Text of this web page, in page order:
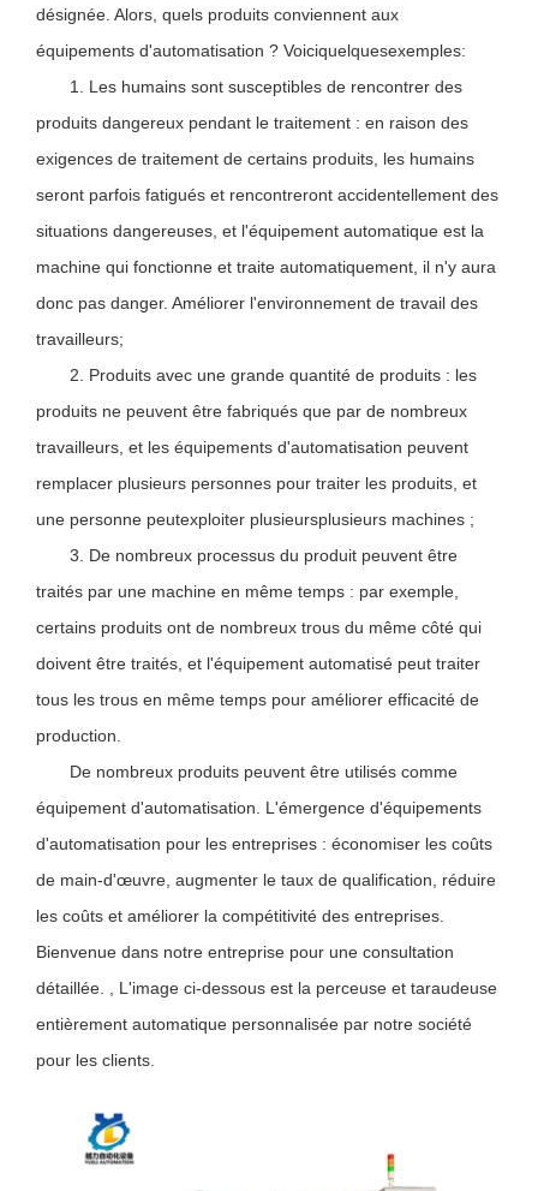
désignée. Alors, quels produits conviennent aux
équipements d'automatisation ? Voiciquelquesexemples:
1. Les humains sont susceptibles de rencontrer des
produits dangereux pendant le traitement : en raison des
exigences de traitement de certains produits, les humains
seront parfois fatigués et rencontreront accidentellement des
situations dangereuses, et l'équipement automatique est la
machine qui fonctionne et traite automatiquement, il n'y aura
donc pas danger. Améliorer l'environnement de travail des
travailleurs;
2. Produits avec une grande quantité de produits : les
produits ne peuvent être fabriqués que par de nombreux
travailleurs, et les équipements d'automatisation peuvent
remplacer plusieurs personnes pour traiter les produits, et
une personne peutexploiter plusieursplusieurs machines ;
3. De nombreux processus du produit peuvent être
traités par une machine en même temps : par exemple,
certains produits ont de nombreux trous du même côté qui
doivent être traités, et l'équipement automatisé peut traiter
tous les trous en même temps pour améliorer efficacité de
production.
De nombreux produits peuvent être utilisés comme
équipement d'automatisation. L'émergence d'équipements
d'automatisation pour les entreprises : économiser les coûts
de main-d'œuvre, augmenter le taux de qualification, réduire
les coûts et améliorer la compétitivité des entreprises.
Bienvenue dans notre entreprise pour une consultation
détaillée. , L'image ci-dessous est la perceuse et taraudeuse
entièrement automatique personnalisée par notre société
pour les clients.